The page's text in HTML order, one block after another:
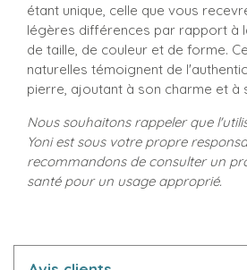
étant unique, celle que vous
légères différences par rapport à
de taille, de couleur et de forme.
naturelles témoignent de
pierre, ajoutant à son charme et à
Nous souhaitons rappeler que
Yoni est sous votre propre
recommandons de consulter un
santé pour un usage approprié.